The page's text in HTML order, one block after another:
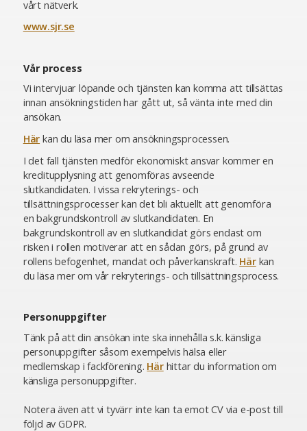
vårt nätverk.
www.sjr.se
Vår process
Vi intervjuar löpande och tjänsten kan komma att tillsättas
innan ansökningstiden har gått ut, så vänta inte med din
ansökan.
Här kan du läsa mer om ansökningsprocessen.
I det fall tjänsten medför ekonomiskt ansvar kommer en
kreditupplysning att genomföras avseende
slutkandidaten. I vissa rekryterings- och
tillsättningsprocesser kan det bli aktuellt att genomföra
en bakgrundskontroll av slutkandidaten. En
bakgrundskontroll av en slutkandidat görs endast om
risken i rollen motiverar att en sådan görs, på grund av
rollens befogenhet, mandat och påverkanskraft. Härkan
du läsa mer om vår rekryterings- och tillsättningsprocess.
Personuppgifter
Tänk på att din ansökan inte ska innehålla s.k. känsliga
personuppgifter såsom exempelvis hälsa eller
medlemskap i fackförening. Härhittar du information om
känsliga personuppgifter.
Notera även att vi tyvärr inte kan ta emot CV via e-post till
följd av GDPR.